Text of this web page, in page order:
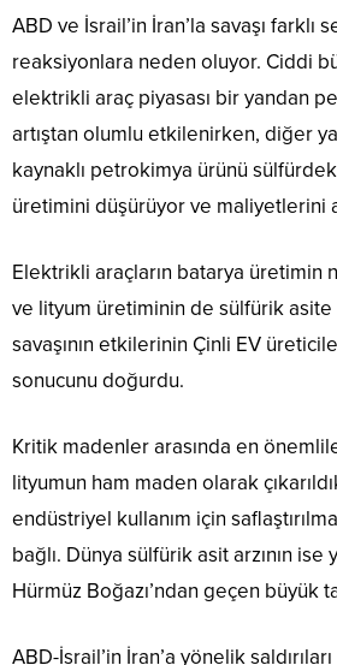
ABD ve İsrail’in İran’la savaşı
reaksiyonlara neden oluyor. Ciddi
elektrikli araç piyasası bir yandan
artıştan olumlu etkilenirken, diğer
kaynaklı petrokimya ürünü sülfürdeki
üretimini düşürüyor ve maliyetlerini
Elektrikli araçların batarya üretimin
ve lityum üretiminin de sülfürik asite
savaşının etkilerinin Çinli EV
sonucunu doğurdu.
Kritik madenler arasında en
lityumun ham maden olarak
endüstriyel kullanım için
bağlı. Dünya sülfürik asit arzının ise
Hürmüz Boğazı’ndan geçen büyük
ABD-İsrail’in İran’a yönelik